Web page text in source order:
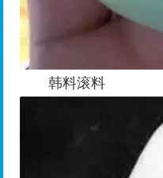
韩料滚料